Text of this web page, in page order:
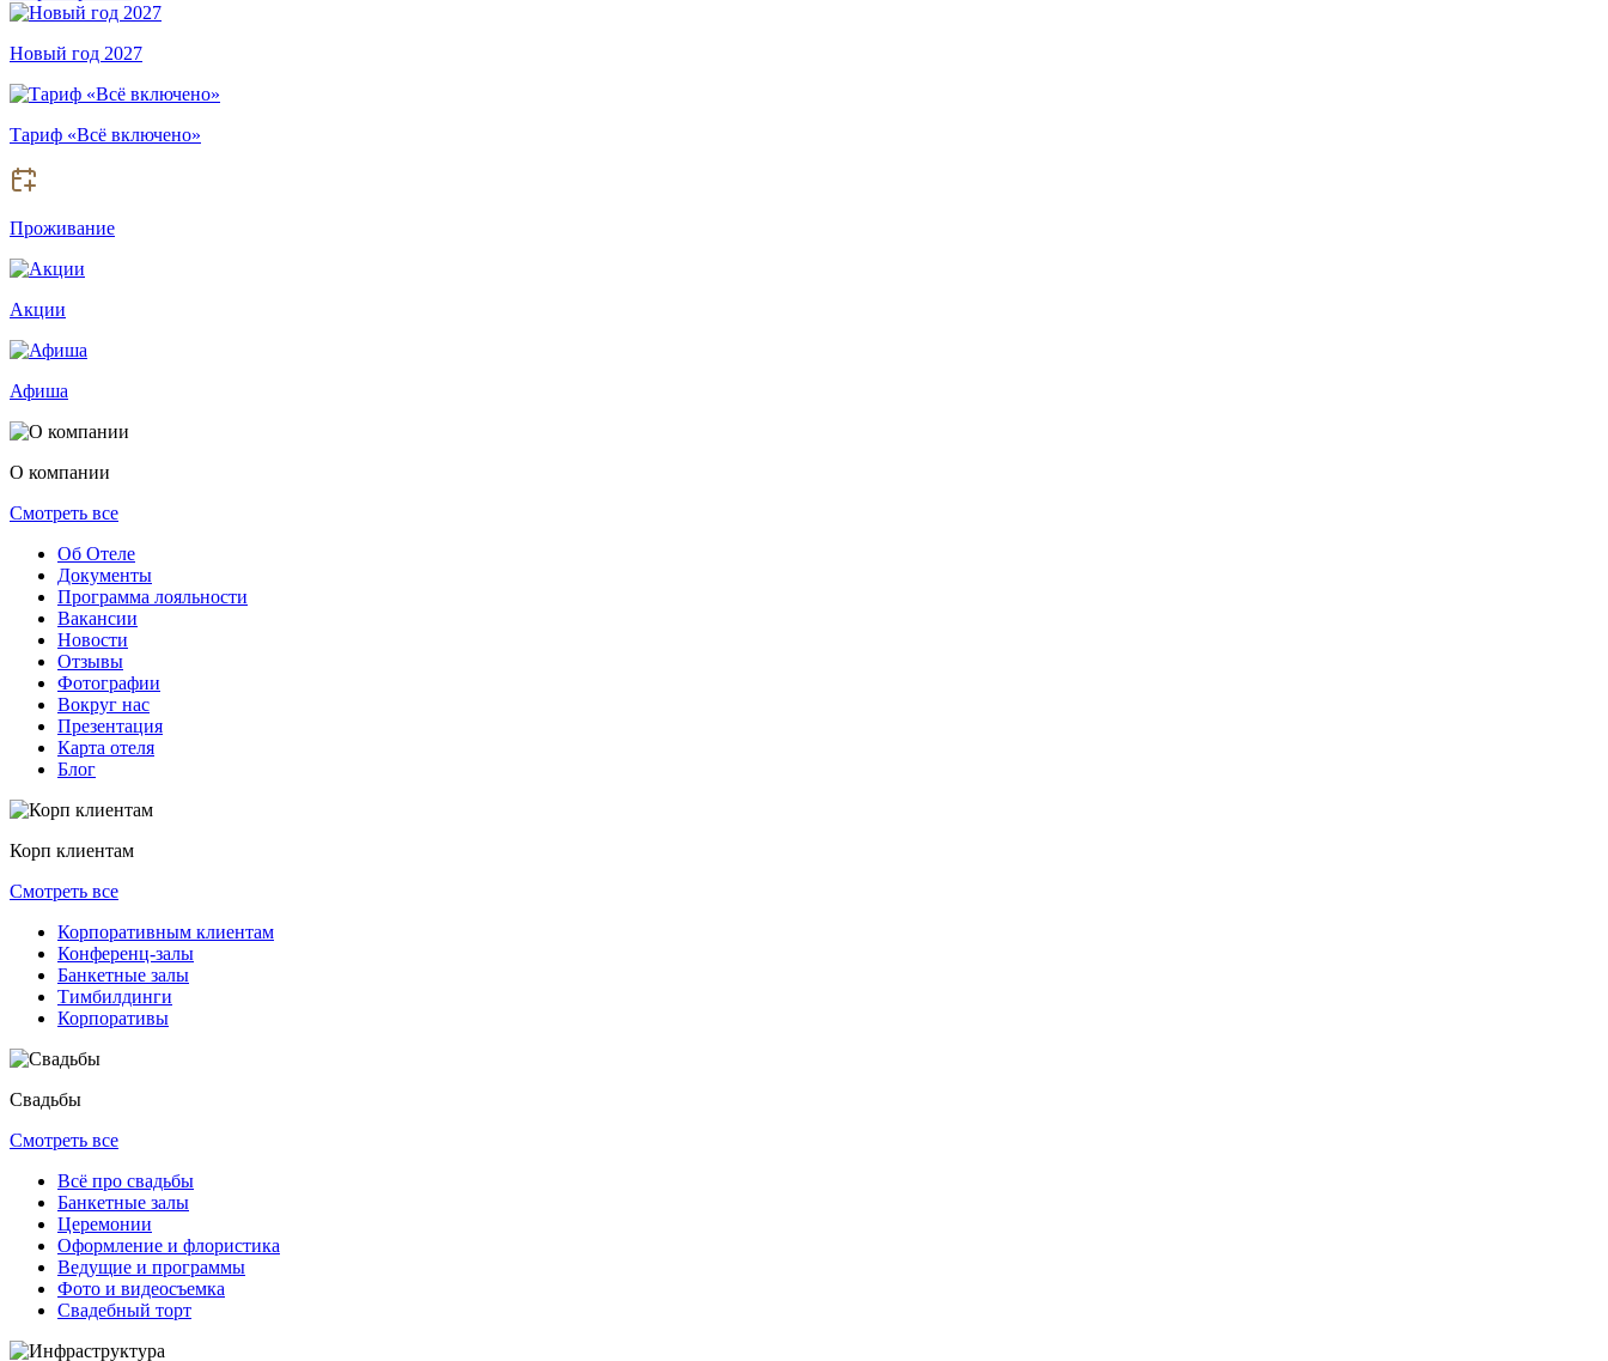
Новый год 2027
Тариф «Всё включено»
Проживание
Акции
Афиша
О компании
Смотреть все
Об Отеле
Документы
Программа лояльности
Вакансии
Новости
Отзывы
Фотографии
Вокруг нас
Презентация
Карта отеля
Блог
Корп клиентам
Смотреть все
Корпоративным клиентам
Конференц-залы
Банкетные залы
Тимбилдинги
Корпоративы
Свадьбы
Смотреть все
Всё про свадьбы
Банкетные залы
Церемонии
Оформление и флористика
Ведущие и программы
Фото и видеосъемка
Свадебный торт